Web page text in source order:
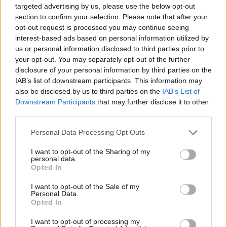
targeted advertising by us, please use the below opt-out
section to confirm your selection. Please note that after your
opt-out request is processed you may continue seeing
interest-based ads based on personal information utilized by
us or personal information disclosed to third parties prior to
your opt-out. You may separately opt-out of the further
disclosure of your personal information by third parties on the
IAB’s list of downstream participants. This information may
also be disclosed by us to third parties on the IAB’s List of
Downstream Participants that may further disclose it to other
Personal Data Processing Opt Outs
I want to opt-out of the Sharing of my
personal data.
Opted In
I want to opt-out of the Sale of my
Personal Data.
Opted In
I want to opt-out of processing my
tour, de grandes batailles. Elles sont toutes là pour vous
battre. Elles n'ont rien à perdre, donc il faut s'attendre à
des matchs difficiles. Pour moi, c'est une question de
prendre les matchs un par un, de me donner à fond et
d'avoir une bonne chance de bien performer.
Mots sur Monfils, son mari
Oui, en fait, j'ai parlé avec lui avant la cérémonie. Il était
très content, très fier de mes efforts. Il sait à quel point
c'était important pour moi de gagner ici, d'obtenir mon
vingtième titre. J'avais vraiment envie d'atteindre un
franchir la barrière des 20 titres. J'ai senti qu'il était très